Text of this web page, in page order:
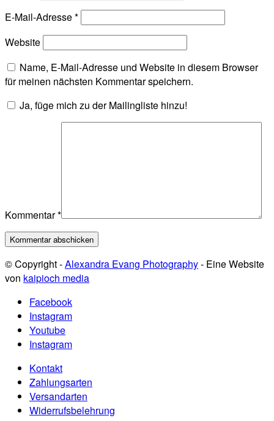
E-Mail-Adresse*
Website
Name, E-Mail-Adresse und Website in diesem Browser
für meinen nächsten Kommentar speichern.
Ja, füge mich zu der Mailingliste hinzu!
Kommentar*
© Copyright -Alexandra Evang Photography- Eine Website
von kaipioch media
Facebook
Instagram
Youtube
Instagram
Kontakt
Zahlungsarten
Versandarten
Widerrufsbelehrung